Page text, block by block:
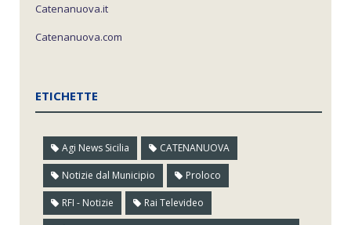
Catenanuova.it
Catenanuova.com
ETICHETTE
Agi News Sicilia CATENANUOVA
Notizie dal Municipio Proloco
RFI - Notizie Rai Televideo